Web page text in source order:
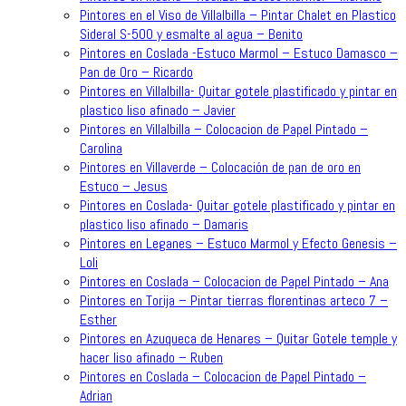
Pintores en el Viso de Villalbilla – Pintar Chalet en Plastico
Sideral S-500 y esmalte al agua – Benito
Pintores en Coslada -Estuco Marmol – Estuco Damasco –
Pan de Oro – Ricardo
Pintores en Villalbilla- Quitar gotele plastificado y pintar en
plastico liso afinado – Javier
Pintores en Villalbilla – Colocacion de Papel Pintado –
Carolina
Pintores en Villaverde – Colocación de pan de oro en
Estuco – Jesus
Pintores en Coslada- Quitar gotele plastificado y pintar en
plastico liso afinado – Damaris
Pintores en Leganes – Estuco Marmol y Efecto Genesis –
Loli
Pintores en Coslada – Colocacion de Papel Pintado – Ana
Pintores en Torija – Pintar tierras florentinas arteco 7 –
Esther
Pintores en Azuqueca de Henares – Quitar Gotele temple y
hacer liso afinado – Ruben
Pintores en Coslada – Colocacion de Papel Pintado –
Adrian